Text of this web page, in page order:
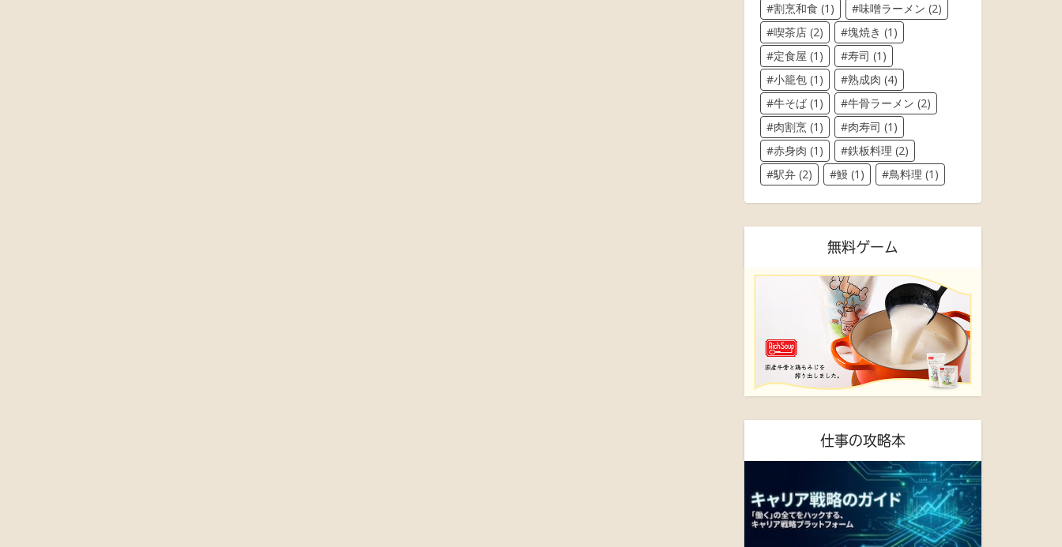
割烹和食 (1) 味噌ラーメン (2)
喫茶店 (2) 塊焼き (1)
定食屋 (1) 寿司 (1)
小籠包 (1) 熟成肉 (4)
牛そば (1) 牛骨ラーメン (2)
肉割烹 (1) 肉寿司 (1)
赤身肉 (1) 鉄板料理 (2)
駅弁 (2) 鰻 (1) 鳥料理 (1)
無料ゲーム
仕事の攻略本